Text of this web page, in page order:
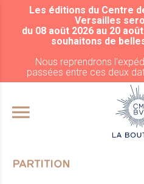
ALLER AU
Les éditions du Centre
Versailles
du 08 août 2026 au 20
souhaitons de
Nous reprendrons
passées entre ces deux
PARTITION